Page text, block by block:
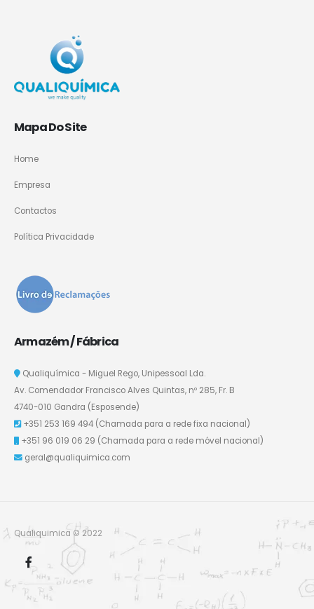
Mapa Do Site
Home
Empresa
Contactos
Política Privacidade
Armazém / Fábrica
Qualiquímica - Miguel Rego, Unipessoal Lda.
Av. Comendador Francisco Alves Quintas, nº 285, Fr. B
4740-010 Gandra (Esposende)
+351 253 169 494 (Chamada para a rede fixa nacional)
+351 96 019 06 29 (Chamada para a rede móvel nacional)
geral@qualiquimica.com
Qualiquimica © 2022